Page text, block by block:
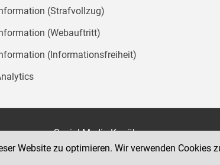
(Strafvollzug)
(Webauftritt)
(Informationsfreiheit)
Social Media Kanäle
der Justiz und des BMJ
Website zu optimieren. Wir verwenden